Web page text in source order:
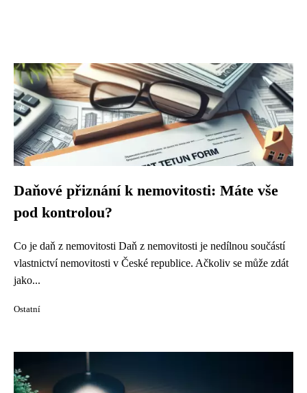
Daňové přiznání k nemovitosti: Máte vše
pod kontrolou?
Co je daň z nemovitosti Daň z nemovitosti je nedílnou součástí
vlastnictví nemovitosti v České republice. Ačkoliv se může zdát
jako...
Ostatní